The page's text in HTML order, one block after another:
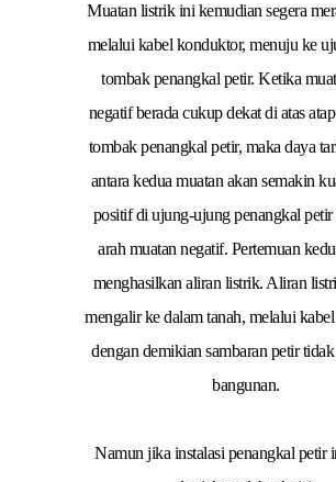
Muatan listrik ini kemudian segera
melalui kabel konduktor, menuju ke
tombak penangkal petir. Ketika
negatif berada cukup dekat di atas
tombak penangkal petir, maka daya
antara kedua muatan akan semakin
positif di ujung-ujung penangkal petir
arah muatan negatif. Pertemuan
menghasilkan aliran listrik. Aliran
mengalir ke dalam tanah, melalui
dengan demikian sambaran petir
bangunan.
Namun jika instalasi penangkal petir